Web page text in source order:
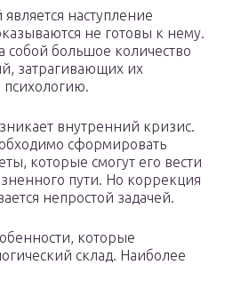
наступление
не готовы к нему.
собой большое количество
затрагивающих их
психологию.
внутренний кризис.
сформировать
которые смогут его вести
пути. Но коррекция
непростой задачей.
которые
склад. Наиболее